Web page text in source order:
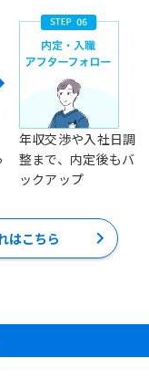
年収交渉や入社日調
整まで、内定後もバ
ックアップ
はこちら